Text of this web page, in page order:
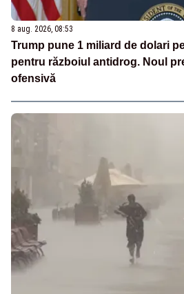
8 aug. 2026, 08:53
Trump pune 1 miliard de dolari
pentru războiul antidrog. Noul
ofensivă